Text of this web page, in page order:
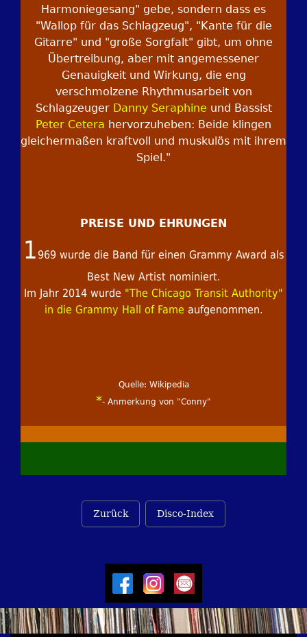
Harmoniegesang" gebe, sondern dass es
"Wallop für das Schlagzeug", "Kante für die
Gitarre" und "große Sorgfalt" gibt, um ohne
Übertreibung, aber mit angemessener
Genauigkeit und Wirkung, die eng
verschmolzene Rhythmusarbeit von
Schlagzeuger Danny Seraphine und Bassist
Peter Cetera hervorzuheben: Beide klingen
gleichermaßen kraftvoll und muskulös mit ihrem
Spiel."
PREISE UND EHRUNGEN
1 969 wurde die Band für einen Grammy Award als
Best New Artist nominiert.
Im Jahr 2014 wurde "The Chicago Transit Authority"
in die Grammy Hall of Fame aufgenommen.
Quelle: Wikipedia
*- Anmerkung von "Conny"
Zurück Disco-Index